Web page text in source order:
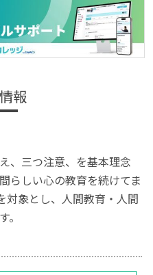
報
、三つ注意、を基本理念
らしい心の教育を続けてま
対象とし、人間教育・人間